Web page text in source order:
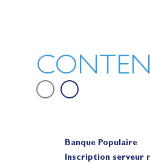
Banque Populaire
Inscription serveur